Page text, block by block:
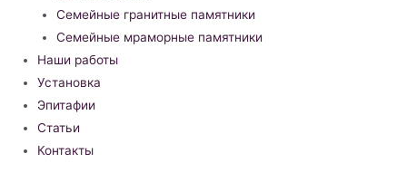
Семейные гранитные памятники
Семейные мраморные памятники
Наши работы
Установка
Эпитафии
Статьи
Контакты